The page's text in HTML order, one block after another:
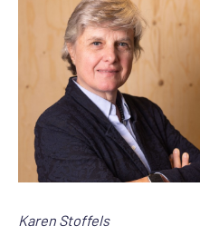
Karen Stoffels